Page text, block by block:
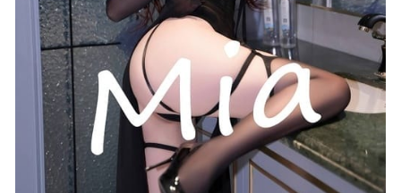
Habin(夏彬)- 写真图片合集【持续更新中】
2023-06-18
[Ugirls尤果网] 爱尤物专辑 VOL.2186 李依然 赤红情人[35P
／35.7MB] 2023-01-08